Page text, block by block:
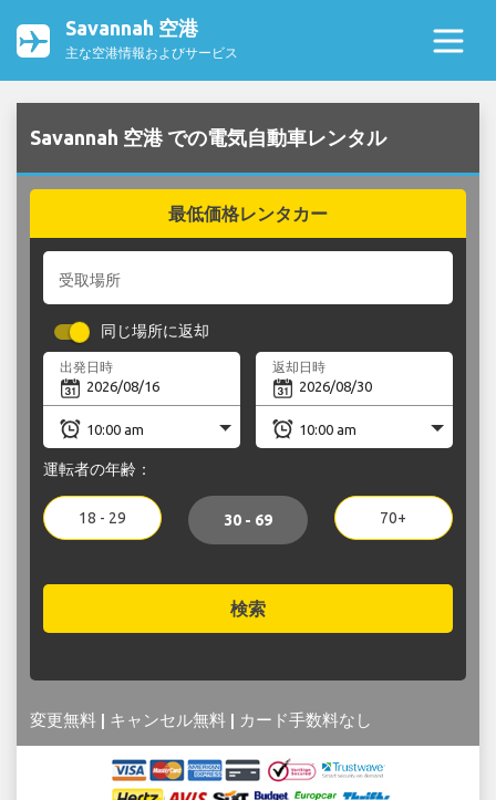
Savannah 空港
主な空港情報およびサービス
Savannah 空港 での電気自動車レンタル
最低価格レンタカー
受取場所
同じ場所に返却
出発日時 返却日時
運転者の年齢：
18 - 29 30 - 69 70+
検索
変更無料 | キャンセル無料 | カード手数料なし